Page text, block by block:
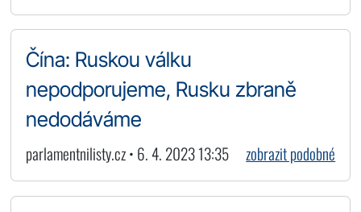
Čína: Ruskou válku
nepodporujeme, Rusku zbraně
nedodáváme
parlamentnilisty.cz • 6. 4. 2023 13:35 zobrazit podobné